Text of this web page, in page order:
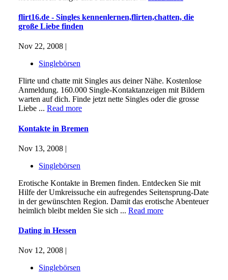
flirt16.de - Singles kennenlernen,flirten,chatten, die
große Liebe finden
Nov 22, 2008 |
Singlebörsen
Flirte und chatte mit Singles aus deiner Nähe. Kostenlose
Anmeldung. 160.000 Single-Kontaktanzeigen mit Bildern
warten auf dich. Finde jetzt nette Singles oder die grosse
Liebe ... Read more
Kontakte in Bremen
Nov 13, 2008 |
Singlebörsen
Erotische Kontakte in Bremen finden. Entdecken Sie mit
Hilfe der Umkreissuche ein aufregendes Seitensprung-Date
in der gewünschten Region. Damit das erotische Abenteuer
heimlich bleibt melden Sie sich ... Read more
Dating in Hessen
Nov 12, 2008 |
Singlebörsen